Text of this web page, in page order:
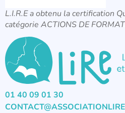
L.I.R.E a obtenu la certification
catégorie ACTIONS DE
01 40 09 01 30